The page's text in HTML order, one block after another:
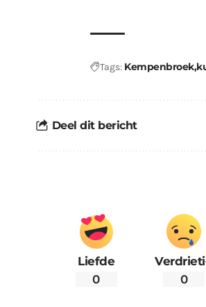
Tags: Kempenbroek
Deel dit bericht
Liefde
0 0